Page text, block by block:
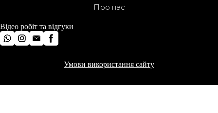
Про нас
Відео робіт та відгуки
Умови використання сайту